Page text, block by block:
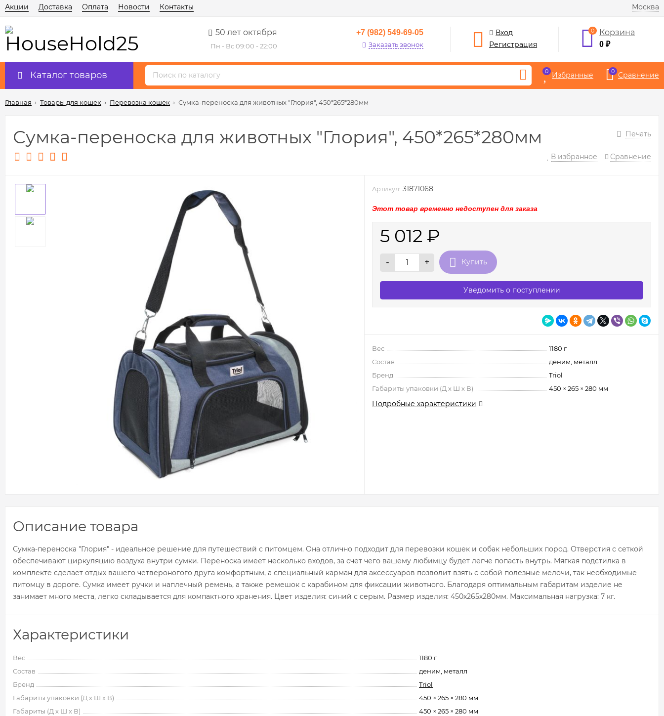
Москва
Акции Доставка Оплата Новости Контакты
50 лет октября
Пн - Вс 09:00 - 22:00
+7 (982) 549-69-05
Заказать звонок
Вход
Регистрация
0 Корзина
0₽
Каталог товаров 0 Избранные 0 Сравнение
Главная → Товары для кошек → Перевозка кошек → Сумка-переноска для животных "Глория", 450*265*280мм
Печать
Сумка-переноска для животных "Глория", 450*265*280мм
В избранное Сравнение
Артикул: 31871068
Этот товар временно недоступен для заказа
5 012 ₽
- + Купить
Уведомить о поступлении
Вес
1180 г
Состав
деним, металл
Бренд
Triol
Габариты упаковки (Д х Ш х В)
450 × 265 × 280 мм
Подробные характеристики
Описание товара
Сумка-переноска "Глория" - идеальное решение для путешествий с питомцем. Она отлично подходит для перевозки кошек и собак небольших пород. Отверстия с сеткой
обеспечивают циркуляцию воздуха внутри сумки. Переноска имеет несколько входов, за счет чего вашему любимцу будет легче попасть внутрь. Мягкая подстилка в
комплекте сделает отдых вашего четвероногого друга комфортным, а специальный карман для аксессуаров позволит взять с собой полезные мелочи, так необходимые
питомцу в дороге. Сумка имеет ручки и наплечный ремень, а также ремешок с карабином для фиксации животного. Благодаря оптимальным габаритам изделие не
занимает много места, легко складывается для компактного хранения. Цвет изделия: синий с серым. Размер изделия: 450х265х280мм. Максимальная нагрузка: 7 кг.
Характеристики
Вес
1180 г
Состав
деним, металл
Бренд
Triol
Габариты упаковки (Д х Ш х В)
450 × 265 × 280 мм
Габариты (Д х Ш х В)
450 × 265 × 280 мм